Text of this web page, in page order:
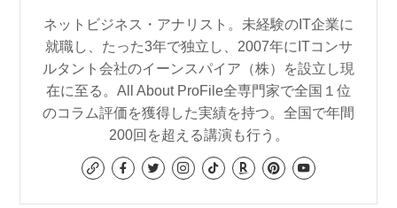
ネットビジネス・アナリスト。未経験のIT企業に
就職し、たった3年で独立し、2007年にITコンサ
ルタント会社のイーンスパイア（株）を設立し現
在に至る。All About ProFile全専門家で全国１位
のコラム評価を獲得した実績を持つ。全国で年間
200回を超える講演も行う。